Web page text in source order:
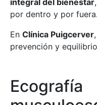
integral del bienestar
por dentro y por fuera.
En Clínica Puigcerver
prevención y
Ecografía